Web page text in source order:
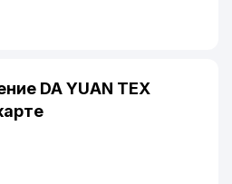
DA YUAN TEX